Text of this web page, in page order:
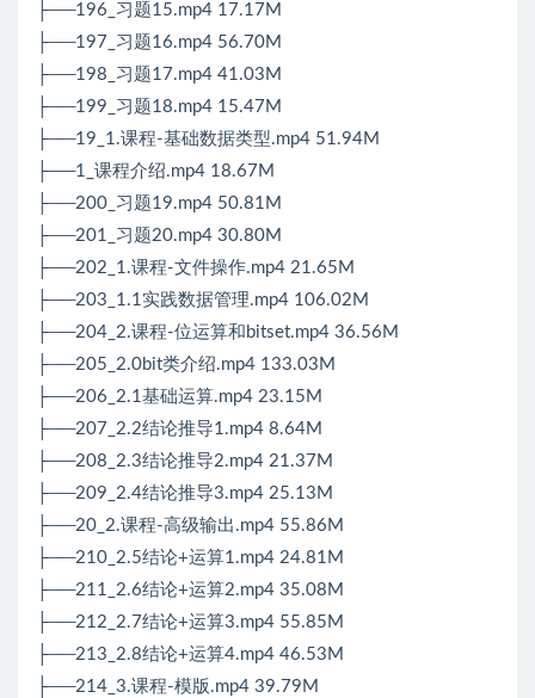
├──196_习题15.mp4 17.17M
├──197_习题16.mp4 56.70M
├──198_习题17.mp4 41.03M
├──199_习题18.mp4 15.47M
├──19_1.课程-基础数据类型.mp4 51.94M
├──1_课程介绍.mp4 18.67M
├──200_习题19.mp4 50.81M
├──201_习题20.mp4 30.80M
├──202_1.课程-文件操作.mp4 21.65M
├──203_1.1实践数据管理.mp4 106.02M
├──204_2.课程-位运算和bitset.mp4 36.56M
├──205_2.0bit类介绍.mp4 133.03M
├──206_2.1基础运算.mp4 23.15M
├──207_2.2结论推导1.mp4 8.64M
├──208_2.3结论推导2.mp4 21.37M
├──209_2.4结论推导3.mp4 25.13M
├──20_2.课程-高级输出.mp4 55.86M
├──210_2.5结论+运算1.mp4 24.81M
├──211_2.6结论+运算2.mp4 35.08M
├──212_2.7结论+运算3.mp4 55.85M
├──213_2.8结论+运算4.mp4 46.53M
├──214_3.课程-模版.mp4 39.79M